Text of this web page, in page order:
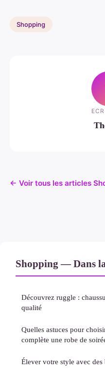
Shopping
← Voir tous les articles
Shopping — Dans
Découvrez ruggle :
qualité
Quelles astuces pour
complète une robe de
Élever votre style avec